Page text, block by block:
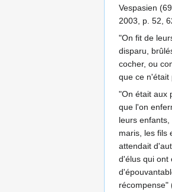
Vespasien
2003, p. 52,
"On fit de
disparu,
cocher, ou
que ce n'était
"On était aux
que l'on
leurs
maris, les fils
attendait
d'élus qui ont
récompense"